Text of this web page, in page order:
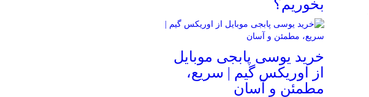
بخوریم؟
خرید یوسی پابجی موبایل
از اوریکس گیم | سریع،
مطمئن و آسان